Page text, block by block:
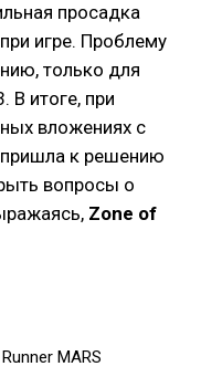
просадка
игре. Проблему
только для
В итоге, при
вложениях с
пришла к решению
вопросы о
Zone of
MARS